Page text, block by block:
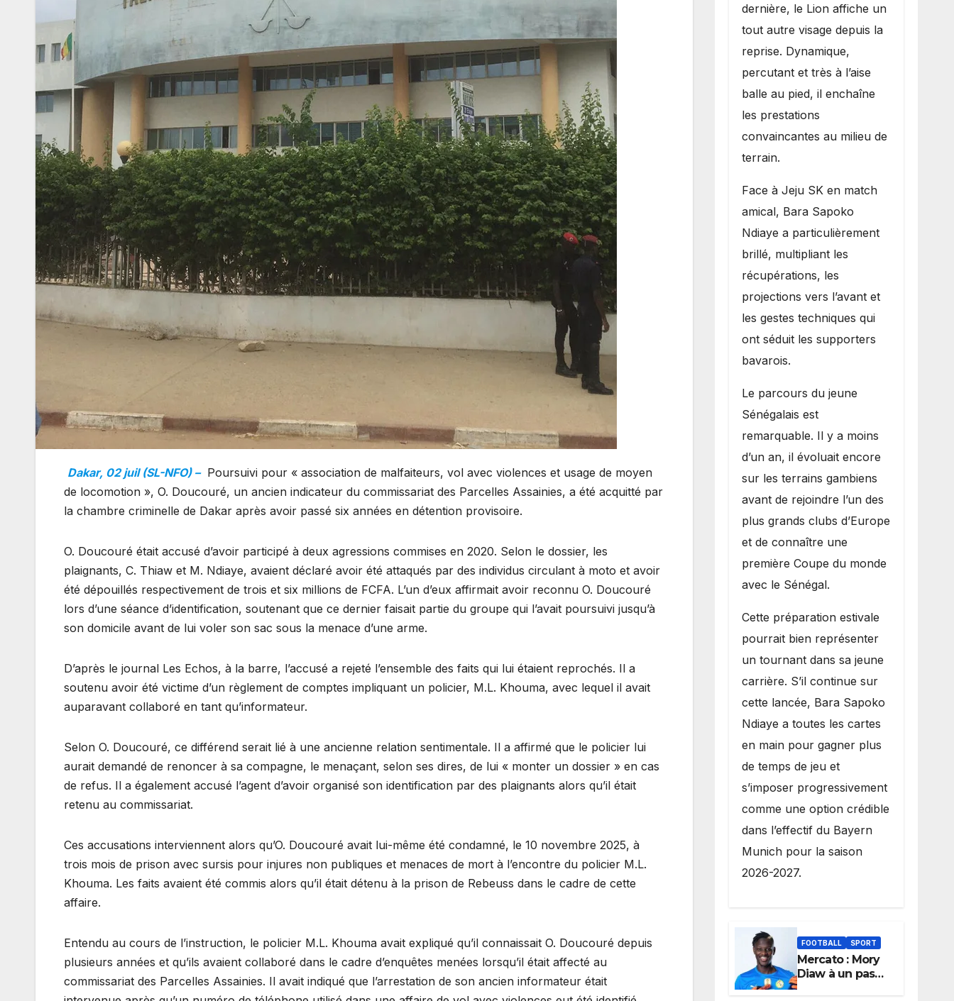
Dakar, 02 juil (SL-NFO) – Poursuivi pour « association de malfaiteurs, vol avec violences et usage de moyen
de locomotion », O. Doucouré, un ancien indicateur du commissariat des Parcelles Assainies, a été acquitté par
la chambre criminelle de Dakar après avoir passé six années en détention provisoire.
O. Doucouré était accusé d’avoir participé à deux agressions commises en 2020. Selon le dossier, les
plaignants, C. Thiaw et M. Ndiaye, avaient déclaré avoir été attaqués par des individus circulant à moto et avoir
été dépouillés respectivement de trois et six millions de FCFA. L’un d’eux affirmait avoir reconnu O. Doucouré
lors d’une séance d’identification, soutenant que ce dernier faisait partie du groupe qui l’avait poursuivi jusqu’à
son domicile avant de lui voler son sac sous la menace d’une arme.
D’après le journal Les Echos, à la barre, l’accusé a rejeté l’ensemble des faits qui lui étaient reprochés. Il a
soutenu avoir été victime d’un règlement de comptes impliquant un policier, M.L. Khouma, avec lequel il avait
auparavant collaboré en tant qu’informateur.
Selon O. Doucouré, ce différend serait lié à une ancienne relation sentimentale. Il a affirmé que le policier lui
aurait demandé de renoncer à sa compagne, le menaçant, selon ses dires, de lui « monter un dossier » en cas
de refus. Il a également accusé l’agent d’avoir organisé son identification par des plaignants alors qu’il était
retenu au commissariat.
Ces accusations interviennent alors qu’O. Doucouré avait lui-même été condamné, le 10 novembre 2025, à
trois mois de prison avec sursis pour injures non publiques et menaces de mort à l’encontre du policier M.L.
Khouma. Les faits avaient été commis alors qu’il était détenu à la prison de Rebeuss dans le cadre de cette
affaire.
Entendu au cours de l’instruction, le policier M.L. Khouma avait expliqué qu’il connaissait O. Doucouré depuis
plusieurs années et qu’ils avaient collaboré dans le cadre d’enquêtes menées lorsqu’il était affecté au
commissariat des Parcelles Assainies. Il avait indiqué que l’arrestation de son ancien informateur était
dernière, le Lion affiche un
tout autre visage depuis la
reprise. Dynamique,
percutant et très à l’aise
balle au pied, il enchaîne
les prestations
convaincantes au milieu de
terrain.
Face à Jeju SK en match
amical, Bara Sapoko
Ndiaye a particulièrement
brillé, multipliant les
récupérations, les
projections vers l’avant et
les gestes techniques qui
ont séduit les supporters
bavarois.
Le parcours du jeune
Sénégalais est
remarquable. Il y a moins
d’un an, il évoluait encore
sur les terrains gambiens
avant de rejoindre l’un des
plus grands clubs d’Europe
et de connaître une
première Coupe du monde
avec le Sénégal.
Cette préparation estivale
pourrait bien représenter
un tournant dans sa jeune
carrière. S’il continue sur
cette lancée, Bara Sapoko
Ndiaye a toutes les cartes
en main pour gagner plus
de temps de jeu et
s’imposer progressivement
comme une option crédible
dans l’effectif du Bayern
Munich pour la saison
2026-2027.
FOOTBALL SPORT
Mercato : Mory
Diaw à un pas
de Lille, le